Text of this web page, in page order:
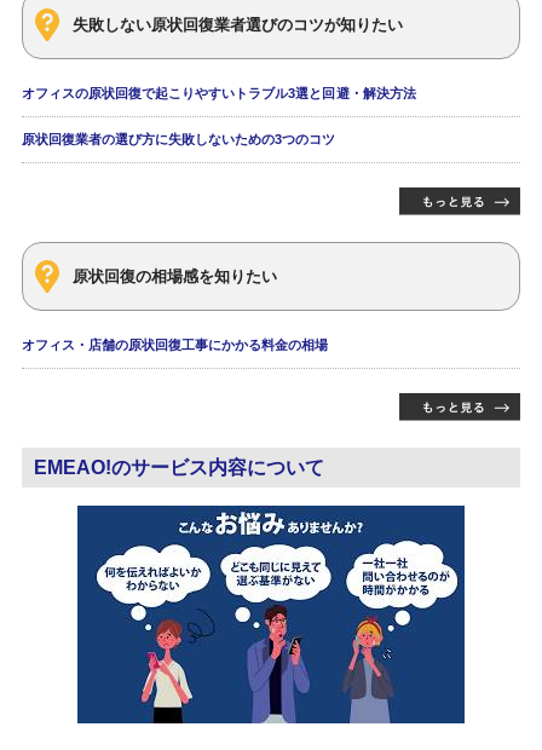
失敗しない原状回復業者選びのコツが知りたい
オフィスの原状回復で起こりやすいトラブル3選と回避・解決方法
原状回復業者の選び方に失敗しないための3つのコツ
原状回復の相場感を知りたい
オフィス・店舗の原状回復工事にかかる料金の相場
EMEAO!のサービス内容について